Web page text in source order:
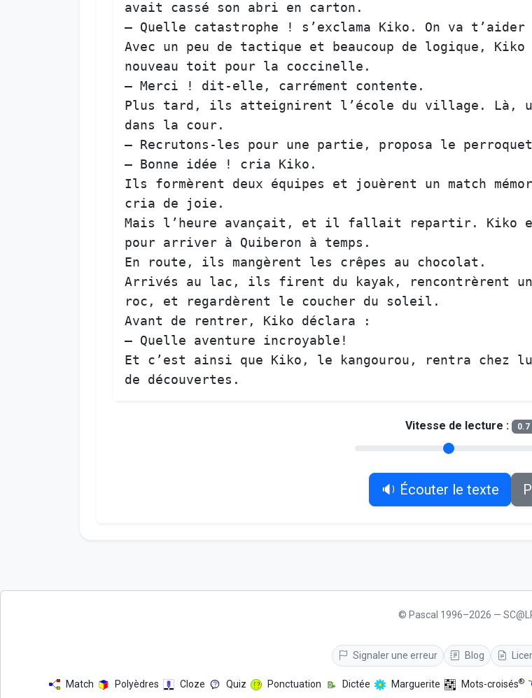
avait
cassé son abri en carton .
— Quelle catastrophe ! s’exclama Kiko . On va t’aider
Avec
un peu de tactique et beaucoup de logique , Kiko
nouveau
toit pour la coccinelle .
— Merci ! dit-elle , carrément contente
Plus
tard , ils atteignirent l’école du village . Là ,
dans
la cour .
—
Recrutons-les pour une partie , proposa le perroquet
—
Bonne idée ! cria Kiko
Ils
formèrent deux équipes et jouèrent un match
cria
de joie
Mais
l’heure avançait , et il fallait repartir . Kiko
pour arriver à Quiberon à temps
En
route , ils mangèrent les crêpes au chocolat
Arrivés
au lac , ils firent du kayak , rencontrèrent un
roc , et regardèrent le coucher du soleil
Avant
de rentrer , Kiko déclara :
— Quelle aventure incroyable
Et
c’est ainsi que Kiko , le kangourou , rentra chez
de
découvertes
Vitesse de lecture : 0.7
🔉 Écouter le texte
© Pascal 1996–2026 —
Signaler une erreur Blog
Match Polyèdres Cloze Quiz Ponctuation Dictée Marguerite Mots-croisés®